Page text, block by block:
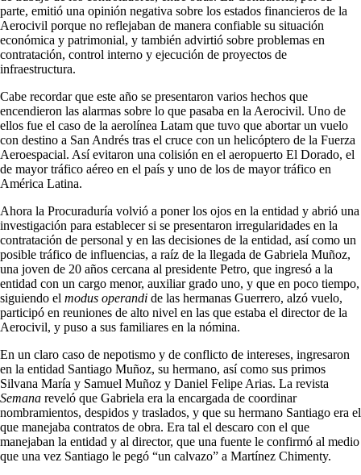
parte, emitió una opinión negativa sobre los estados financieros de la
Aerocivil porque no reflejaban de manera confiable su situación
económica y patrimonial, y también advirtió sobre problemas en
contratación, control interno y ejecución de proyectos de
infraestructura.
Cabe recordar que este año se presentaron varios hechos que
encendieron las alarmas sobre lo que pasaba en la Aerocivil. Uno de
ellos fue el caso de la aerolínea Latam que tuvo que abortar un vuelo
con destino a San Andrés tras el cruce con un helicóptero de la Fuerza
Aeroespacial. Así evitaron una colisión en el aeropuerto El Dorado, el
de mayor tráfico aéreo en el país y uno de los de mayor tráfico en
América Latina.
Ahora la Procuraduría volvió a poner los ojos en la entidad y abrió una
investigación para establecer si se presentaron irregularidades en la
contratación de personal y en las decisiones de la entidad, así como un
posible tráfico de influencias, a raíz de la llegada de Gabriela Muñoz,
una joven de 20 años cercana al presidente Petro, que ingresó a la
entidad con un cargo menor, auxiliar grado uno, y que en poco tiempo,
siguiendo el modus operandi de las hermanas Guerrero, alzó vuelo,
participó en reuniones de alto nivel en las que estaba el director de la
Aerocivil, y puso a sus familiares en la nómina.
En un claro caso de nepotismo y de conflicto de intereses, ingresaron
en la entidad Santiago Muñoz, su hermano, así como sus primos
Silvana María y Samuel Muñoz y Daniel Felipe Arias. La revista
Semana reveló que Gabriela era la encargada de coordinar
nombramientos, despidos y traslados, y que su hermano Santiago era el
que manejaba contratos de obra. Era tal el descaro con el que
manejaban la entidad y al director, que una fuente le confirmó al medio
que una vez Santiago le pegó “un calvazo” a Martínez Chimenty.